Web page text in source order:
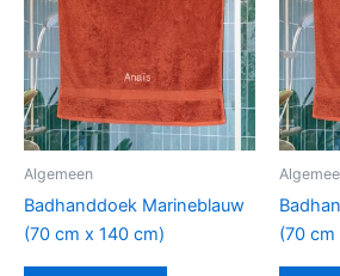
Algemeen
Badhanddoek Marineblauw
(70 cm x 140 cm)
(70 cm